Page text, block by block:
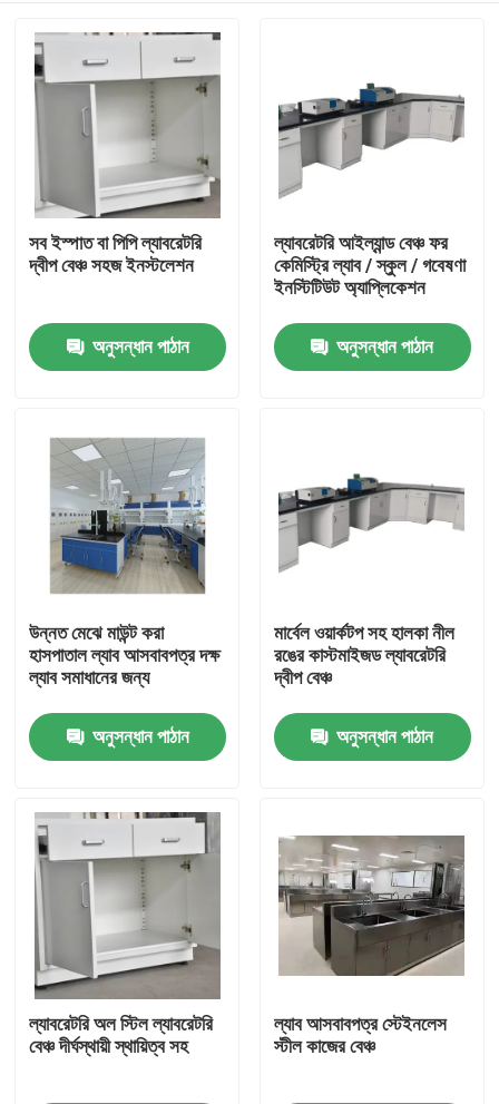
বাড়ি
আমাদের সম্পর্কে
পরিচিতি
পণ্য
আধুনিক ল্যাবরেটরি আসবাবপত্র
স্কুল ল্যাবরেটরি আসবাবপত্র
ল্যাবরেটরি আইল্যান্ড বেঞ্চ
ল্যাবরেটরি ওয়াল বেঞ্চ
ল্যাবরেটরি ফিউম হুড
সব ইস্পাত বা পিপি ল্যাবরেটরি
দ্বীপ বেঞ্চ সহজ ইনস্টলেশন
অনুসন্ধান পাঠান
ল্যাবরেটরি আইল্যান্ড বেঞ্চ ফর
কেমিস্ট্রি ল্যাব / স্কুল / গবেষণা
ইনস্টিটিউট অ্যাপ্লিকেশন
অনুসন্ধান পাঠান
উন্নত মেঝে মাউন্ট করা
হাসপাতাল ল্যাব আসবাবপত্র দক্ষ
ল্যাব সমাধানের জন্য
অনুসন্ধান পাঠান
মার্বেল ওয়ার্কটপ সহ হালকা নীল
রঙের কাস্টমাইজড ল্যাবরেটরি
দ্বীপ বেঞ্চ
অনুসন্ধান পাঠান
ল্যাবরেটরি অল স্টিল ল্যাবরেটরি
বেঞ্চ দীর্ঘস্থায়ী স্থায়িত্ব সহ
ল্যাব আসবাবপত্র স্টেইনলেস
স্টীল কাজের বেঞ্চ